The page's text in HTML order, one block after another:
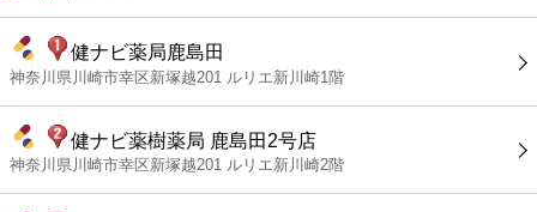
健ナビ薬局鹿島田
神奈川県川崎市幸区新塚越201 ルリエ新川崎1階
健ナビ薬樹薬局 鹿島田2号店
神奈川県川崎市幸区新塚越201 ルリエ新川崎2階